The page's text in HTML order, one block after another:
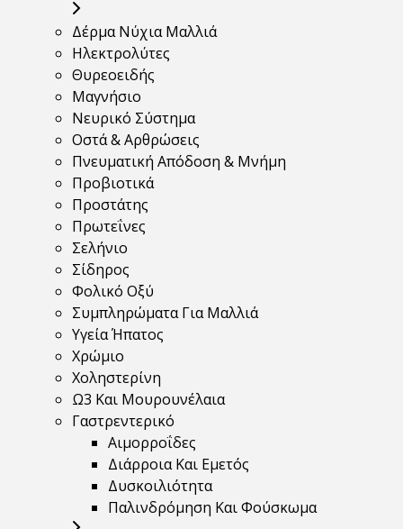
Δέρμα Νύχια Μαλλιά
Ηλεκτρολύτες
Θυρεοειδής
Μαγνήσιο
Νευρικό Σύστημα
Οστά & Αρθρώσεις
Πνευματική Απόδοση & Μνήμη
Προβιοτικά
Προστάτης
Πρωτεΐνες
Σελήνιο
Σίδηρος
Φολικό Οξύ
Συμπληρώματα Για Μαλλιά
Υγεία Ήπατος
Χρώμιο
Χοληστερίνη
Ω3 Και Μουρουνέλαια
Γαστρεντερικό
Αιμορροΐδες
Διάρροια Και Εμετός
Δυσκοιλιότητα
Παλινδρόμηση Και Φούσκωμα